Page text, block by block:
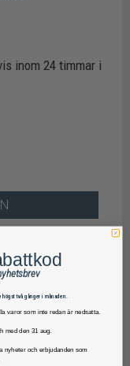
inom 24 timmar i
två gånger i månaden.
varor som inte redan är nedsatta.
med den 31 aug.
nyheter och erbjudanden som